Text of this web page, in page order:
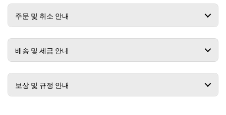
주문 및 취소 안내
배송 및 세금 안내
보상 및 규정 안내